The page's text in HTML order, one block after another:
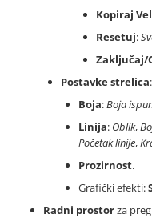
Kopiraj
Resetuj:
Zaključaj/
Postavke strelica:
Boja:Boja
Linija: Oblik,
Početak linije,
Prozirnost.
Grafički efekti:
Radni prostorza